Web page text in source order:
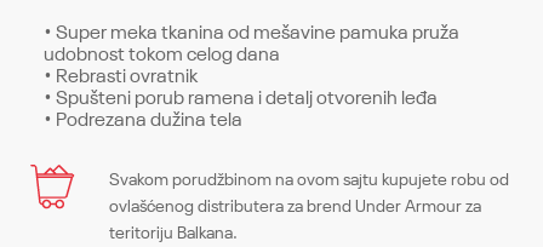
• Super meka tkanina od mešavine pamuka pruža
udobnost tokom celog dana
• Rebrasti ovratnik
• Spušteni porub ramena i detalj otvorenih leđa
• Podrezana dužina tela
Karakteristika
Kategorija
Ime/Nadimak
Svakom porudžbinom na ovom sajtu kupujete robu od
ovlašćenog distributera za brend Under Armour za
teritoriju Balkana.